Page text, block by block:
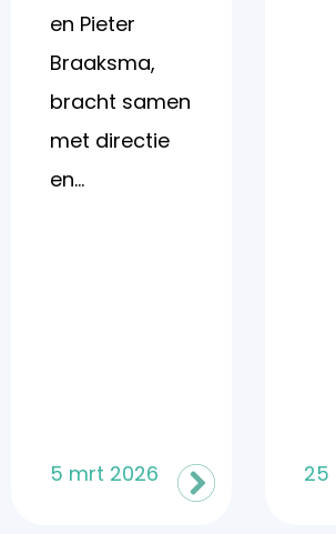
en Pieter
Braaksma,
bracht samen
met directie
en...
5 mrt 2026 25